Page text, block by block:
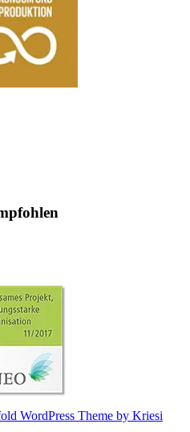
WordPress Theme by Kriesi